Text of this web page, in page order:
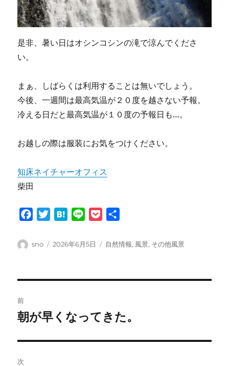
是非、暑い日はオシンコシンの滝で涼んでくださ
い。
まぁ、しばらくは利用することは無いでしょう。
今後、一週間は最高気温が２０度を越さない予報。
冷える日だと最高気温が１０度の予報日も…。
お越しの際は服装にお気をつけください。
知床ネイチャーオフィス
柴田
c
o
i
e
H
t
a
n
c
t
投
sno
投
2026年6月5日
カ
自然情報, 風景, その他風景
稿
ビ
前
前
投
稿:
朝が早くなってきた。
次